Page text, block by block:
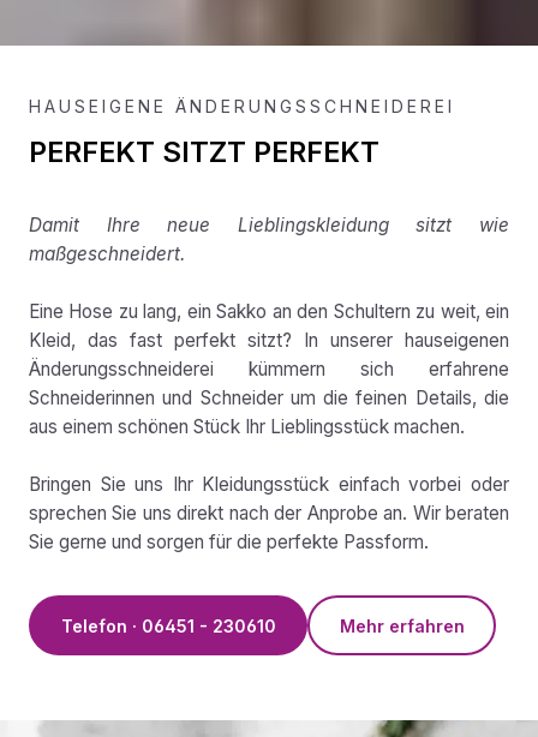
HAUSEIGENE ÄNDERUNGSSCHNEIDEREI
PERFEKT SITZT PERFEKT
Damit Ihre neue Lieblingskleidung sitzt wie
maßgeschneidert.
Eine Hose zu lang, ein Sakko an den Schultern zu weit, ein
Kleid, das fast perfekt sitzt? In unserer hauseigenen
Änderungsschneiderei kümmern sich erfahrene
Schneiderinnen und Schneider um die feinen Details, die
aus einem schönen Stück Ihr Lieblingsstück machen.
Bringen Sie uns Ihr Kleidungsstück einfach vorbei oder
sprechen Sie uns direkt nach der Anprobe an. Wir beraten
Sie gerne und sorgen für die perfekte Passform.
Telefon · 06451 - 230610 Mehr erfahren